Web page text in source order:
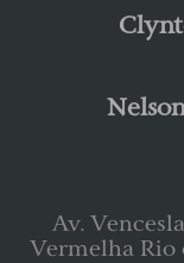
Av.
Vermelha Rio